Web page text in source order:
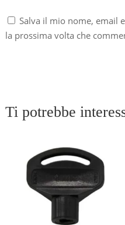
Salva il mio nome, email
la prossima volta che
Ti potrebbe